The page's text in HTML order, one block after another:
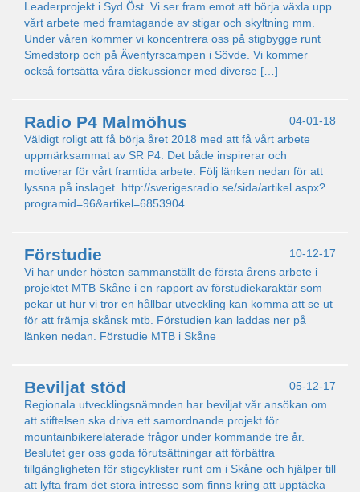
Leaderprojekt i Syd Öst. Vi ser fram emot att börja växla upp
vårt arbete med framtagande av stigar och skyltning mm.
Under våren kommer vi koncentrera oss på stigbygge runt
Smedstorp och på Äventyrscampen i Sövde. Vi kommer
också fortsätta våra diskussioner med diverse […]
04-01-18
Radio P4 Malmöhus
Väldigt roligt att få börja året 2018 med att få vårt arbete
uppmärksammat av SR P4. Det både inspirerar och
motiverar för vårt framtida arbete. Följ länken nedan för att
lyssna på inslaget. http://sverigesradio.se/sida/artikel.aspx?
programid=96&artikel=6853904
10-12-17
Förstudie
Vi har under hösten sammanställt de första årens arbete i
projektet MTB Skåne i en rapport av förstudiekaraktär som
pekar ut hur vi tror en hållbar utveckling kan komma att se ut
för att främja skånsk mtb. Förstudien kan laddas ner på
länken nedan. Förstudie MTB i Skåne
05-12-17
Beviljat stöd
Regionala utvecklingsnämnden har beviljat vår ansökan om
att stiftelsen ska driva ett samordnande projekt för
mountainbikerelaterade frågor under kommande tre år.
Beslutet ger oss goda förutsättningar att förbättra
tillgängligheten för stigcyklister runt om i Skåne och hjälper till
att lyfta fram det stora intresse som finns kring att upptäcka